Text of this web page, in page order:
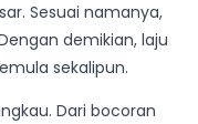
Sesuai namanya,
demikian, laju
sekalipun.
Dari bocoran